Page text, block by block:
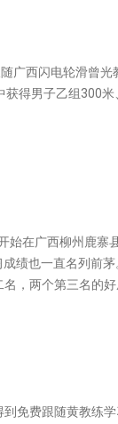
广西闪电轮滑曾
得男子乙组300
始在广西柳州鹿寨
成绩也一直名列前
，两个第三名的好
免费跟随黄教练